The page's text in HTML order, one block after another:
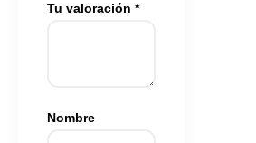
Tu valoración *
Nombre